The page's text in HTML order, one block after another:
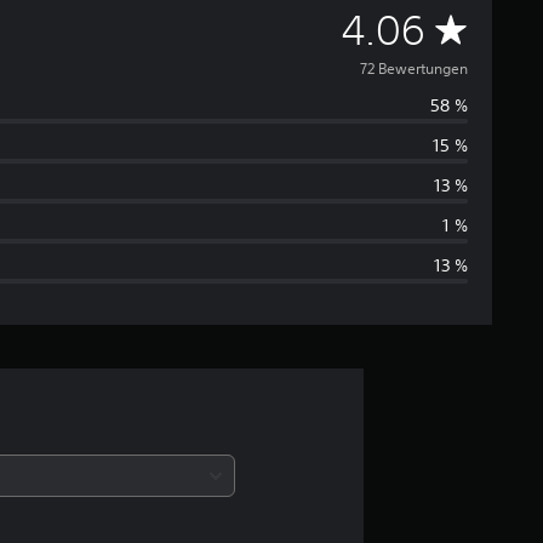
4.06 D
u
r
c
h
s
c
72 Bewertungen
58 %
15 %
13 %
1 %
13 %